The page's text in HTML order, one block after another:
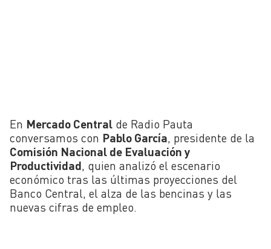
En Mercado Central de Radio Pauta
conversamos con Pablo García , presidente de la
Comisión Nacional de Evaluación y
Productividad , quien analizó el escenario
económico tras las últimas proyecciones del
Banco Central, el alza de las bencinas y las
nuevas cifras de empleo.